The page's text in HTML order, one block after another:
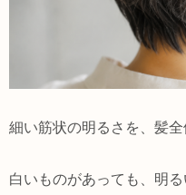
細い筋状の明るさを、髪全
白いものがあっても、明